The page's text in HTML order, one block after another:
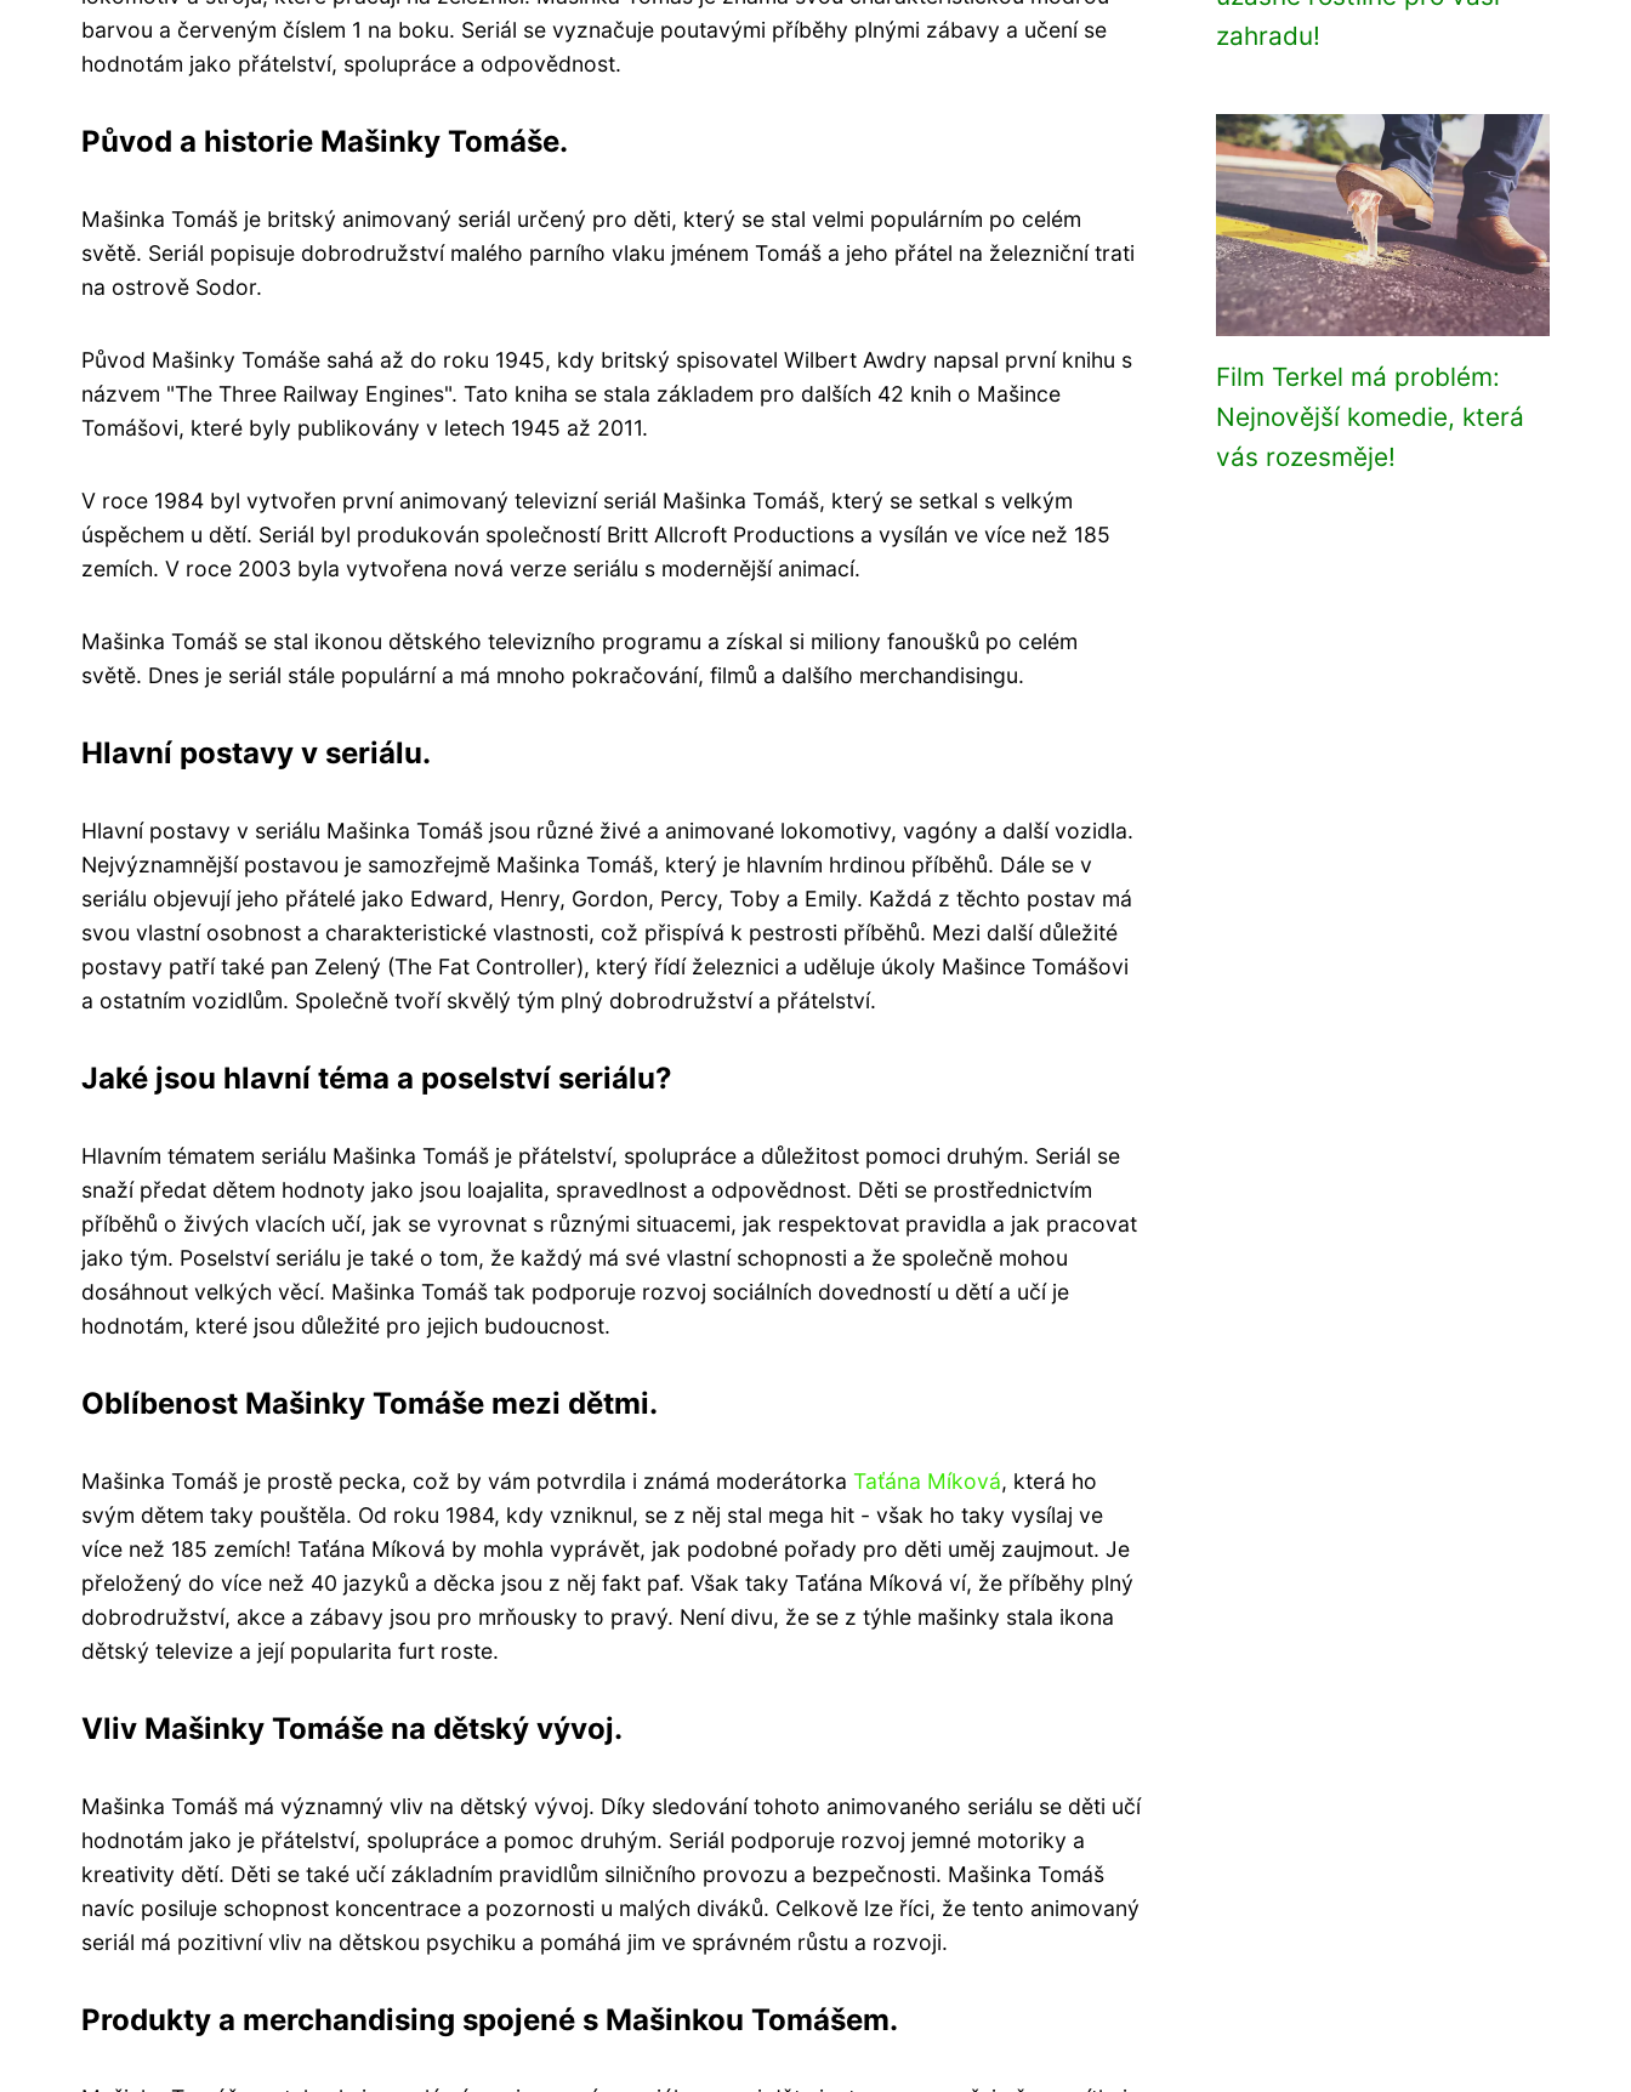
barvou a červeným číslem 1 na boku. Seriál se vyznačuje poutavými příběhy plnými zábavy a učení se
hodnotám jako přátelství, spolupráce a odpovědnost.
Původ a historie Mašinky Tomáše.
Mašinka Tomáš je britský animovaný seriál určený pro děti, který se stal velmi populárním po celém
světě. Seriál popisuje dobrodružství malého parního vlaku jménem Tomáš a jeho přátel na železniční trati
na ostrově Sodor.
Původ Mašinky Tomáše sahá až do roku 1945, kdy britský spisovatel Wilbert Awdry napsal první knihu s
názvem "The Three Railway Engines". Tato kniha se stala základem pro dalších 42 knih o Mašince
Tomášovi, které byly publikovány v letech 1945 až 2011.
V roce 1984 byl vytvořen první animovaný televizní seriál Mašinka Tomáš, který se setkal s velkým
úspěchem u dětí. Seriál byl produkován společností Britt Allcroft Productions a vysílán ve více než 185
zemích. V roce 2003 byla vytvořena nová verze seriálu s modernější animací.
Mašinka Tomáš se stal ikonou dětského televizního programu a získal si miliony fanoušků po celém
světě. Dnes je seriál stále populární a má mnoho pokračování, filmů a dalšího merchandisingu.
Hlavní postavy v seriálu.
Hlavní postavy v seriálu Mašinka Tomáš jsou různé živé a animované lokomotivy, vagóny a další vozidla.
Nejvýznamnější postavou je samozřejmě Mašinka Tomáš, který je hlavním hrdinou příběhů. Dále se v
seriálu objevují jeho přátelé jako Edward, Henry, Gordon, Percy, Toby a Emily. Každá z těchto postav má
svou vlastní osobnost a charakteristické vlastnosti, což přispívá k pestrosti příběhů. Mezi další důležité
postavy patří také pan Zelený (The Fat Controller), který řídí železnici a uděluje úkoly Mašince Tomášovi
a ostatním vozidlům. Společně tvoří skvělý tým plný dobrodružství a přátelství.
Jaké jsou hlavní téma a poselství seriálu?
Hlavním tématem seriálu Mašinka Tomáš je přátelství, spolupráce a důležitost pomoci druhým. Seriál se
snaží předat dětem hodnoty jako jsou loajalita, spravedlnost a odpovědnost. Děti se prostřednictvím
příběhů o živých vlacích učí, jak se vyrovnat s různými situacemi, jak respektovat pravidla a jak pracovat
jako tým. Poselství seriálu je také o tom, že každý má své vlastní schopnosti a že společně mohou
dosáhnout velkých věcí. Mašinka Tomáš tak podporuje rozvoj sociálních dovedností u dětí a učí je
hodnotám, které jsou důležité pro jejich budoucnost.
Oblíbenost Mašinky Tomáše mezi dětmi.
Mašinka Tomáš je prostě pecka, což by vám potvrdila i známá moderátorka Taťána Míková, která ho
svým dětem taky pouštěla. Od roku 1984, kdy vzniknul, se z něj stal mega hit - však ho taky vysílaj ve
více než 185 zemích! Taťána Míková by mohla vyprávět, jak podobné pořady pro děti uměj zaujmout. Je
přeložený do více než 40 jazyků a děcka jsou z něj fakt paf. Však taky Taťána Míková ví, že příběhy plný
dobrodružství, akce a zábavy jsou pro mrňousky to pravý. Není divu, že se z týhle mašinky stala ikona
dětský televize a její popularita furt roste.
Vliv Mašinky Tomáše na dětský vývoj.
Mašinka Tomáš má významný vliv na dětský vývoj. Díky sledování tohoto animovaného seriálu se děti učí
hodnotám jako je přátelství, spolupráce a pomoc druhým. Seriál podporuje rozvoj jemné motoriky a
kreativity dětí. Děti se také učí základním pravidlům silničního provozu a bezpečnosti. Mašinka Tomáš
navíc posiluje schopnost koncentrace a pozornosti u malých diváků. Celkově lze říci, že tento animovaný
seriál má pozitivní vliv na dětskou psychiku a pomáhá jim ve správném růstu a rozvoji.
Produkty a merchandising spojené s Mašinkou Tomášem.
zahradu!
Film Terkel má problém:
Nejnovější komedie, která
vás rozesměje!